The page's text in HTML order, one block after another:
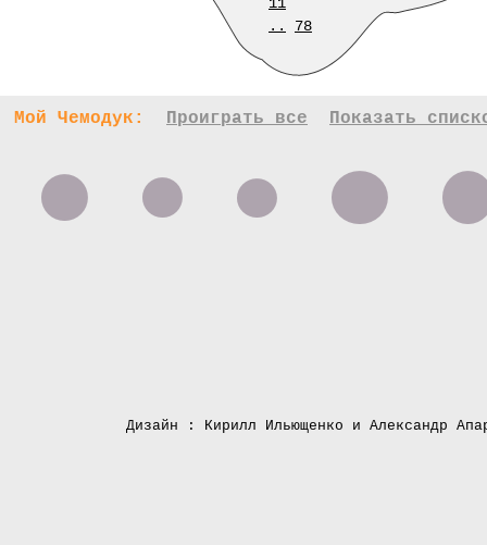
..
78
Мой Чемодук: Проиграть все Показать
Дизайн : Кирилл Ильющенко и Александр